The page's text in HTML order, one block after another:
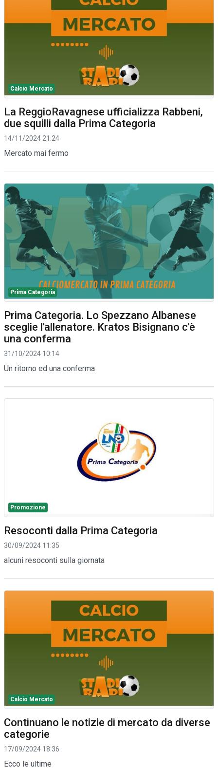
Calcio Mercato
La ReggioRavagnese ufficializza Rabbeni,
due squilli dalla Prima Categoria
14/11/2024 21:24
Mercato mai fermo
Prima Categoria
Prima Categoria. Lo Spezzano Albanese
sceglie l'allenatore. Kratos Bisignano c'è
una conferma
31/10/2024 10:14
Un ritorno ed una conferma
Promozione
Resoconti dalla Prima Categoria
30/09/2024 11:35
alcuni resoconti sulla giornata
Calcio Mercato
Continuano le notizie di mercato da diverse
categorie
17/09/2024 18:36
Ecco le ultime